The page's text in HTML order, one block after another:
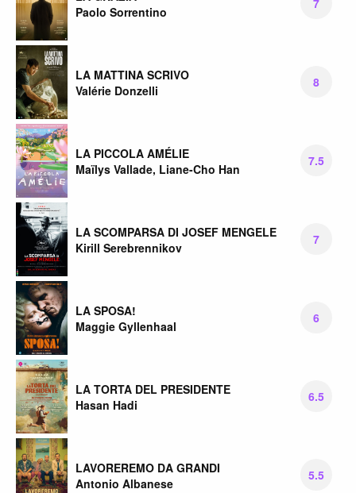
Paolo Sorrentino
7
LA MATTINA SCRIVO
Valérie Donzelli
8
LA PICCOLA AMÉLIE
Maïlys Vallade, Liane-Cho Han
7.5
LA SCOMPARSA DI JOSEF MENGELE
Kirill Serebrennikov
7
LA SPOSA!
Maggie Gyllenhaal
6
LA TORTA DEL PRESIDENTE
Hasan Hadi
6.5
LAVOREREMO DA GRANDI
Antonio Albanese
5.5